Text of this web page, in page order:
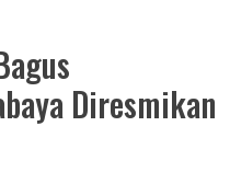
Diresmikan